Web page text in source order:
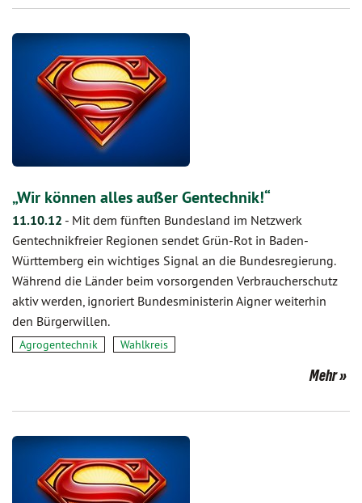
„Wir können alles außer Gentechnik!“
11.10.12 - Mit dem fünften Bundesland im Netzwerk
Gentechnikfreier Regionen sendet Grün-Rot in Baden-
Württemberg ein wichtiges Signal an die Bundesregierung.
Während die Länder beim vorsorgenden Verbraucherschutz
aktiv werden, ignoriert Bundesministerin Aigner weiterhin
den Bürgerwillen.
Agrogentechnik Wahlkreis
Mehr